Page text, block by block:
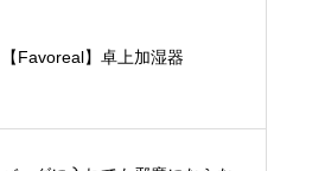
【Favoreal】卓上加湿器